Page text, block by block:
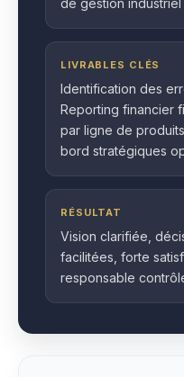
de gestion
LIVRABLES CLÉS
Identification des
Reporting financier
par ligne de
bord stratégiques
RÉSULTAT
Vision clarifiée,
facilitées, forte
responsable